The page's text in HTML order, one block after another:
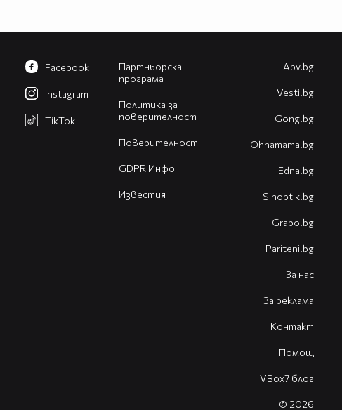
Партньорска
програма
Политика за
поверителност
Поверителност
GDPR Инфо
Известия
Facebook
Instagram
TikTok
Abv.bg
Vesti.bg
Gong.bg
Оhnamama.bg
Edna.bg
Sinoptik.bg
Grabo.bg
Pariteni.bg
За нас
За реклама
Контакт
Помощ
VBox7 блог
© 2026